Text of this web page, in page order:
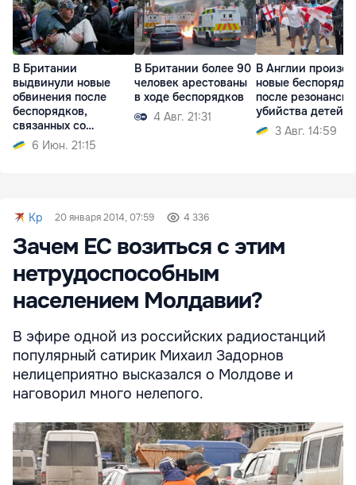
В Британии
выдвинули новые
обвинения после
беспорядков,
связанных со
смертью студента
6 Июн. 21:15
В Британии более 90
человек арестованы
в ходе беспорядков
4 Авг. 21:31
В Англии
новые
после
убийства детей
3 Авг. 14:59
Kp 20 января 2014, 07:59 4 336
Зачем ЕС возиться с этим
нетрудоспособным
населением Молдавии?
В эфире одной из российских радиостанций
популярный сатирик Михаил Задорнов
нелицеприятно высказался о Молдове и
наговорил много нелепого.